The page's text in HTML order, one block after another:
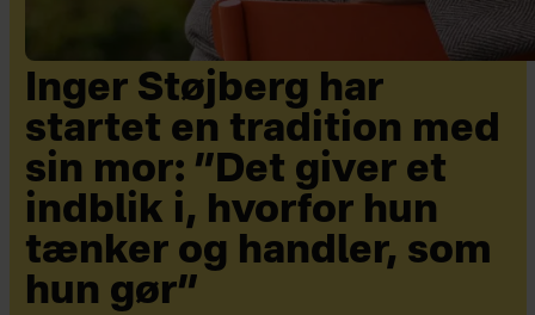
Inger Støjberg har
startet en tradition med
sin mor: ”Det giver et
indblik i, hvorfor hun
tænker og handler, som
hun gør”